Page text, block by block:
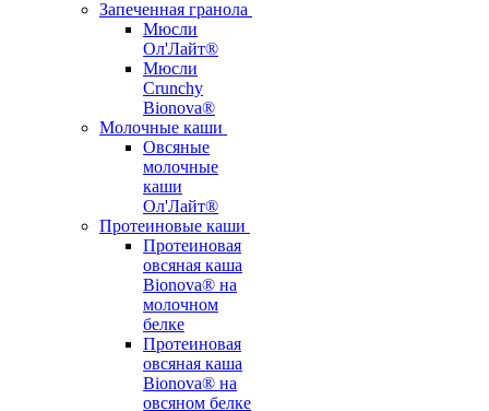
Запеченная гранола
Мюсли
Ол'Лайт®
Мюсли
Crunchy
Bionova®
Молочные каши
Овсяные
молочные
каши
Ол'Лайт®
Протеиновые каши
Протеиновая
овсяная каша
Bionova® на
молочном
белке
Протеиновая
овсяная каша
Bionova® на
овсяном белке